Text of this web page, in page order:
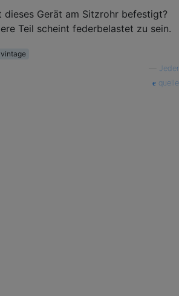
dieses Gerät am Sitzrohr befestigt?
Teil scheint federbelastet zu sein.
vintage
Jeder
quelle